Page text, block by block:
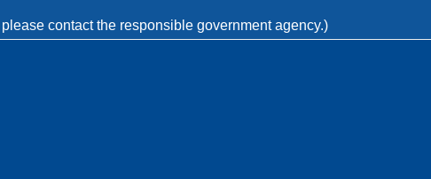
contact the responsible government agency.)